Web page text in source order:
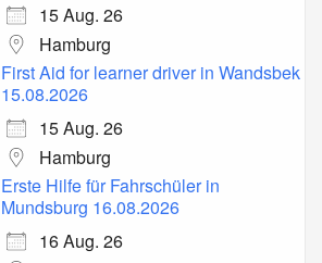
15 Aug. 26
Hamburg
First Aid for learner driver in Wandsbek
15.08.2026
15 Aug. 26
Hamburg
Erste Hilfe für Fahrschüler in
Mundsburg 16.08.2026
16 Aug. 26